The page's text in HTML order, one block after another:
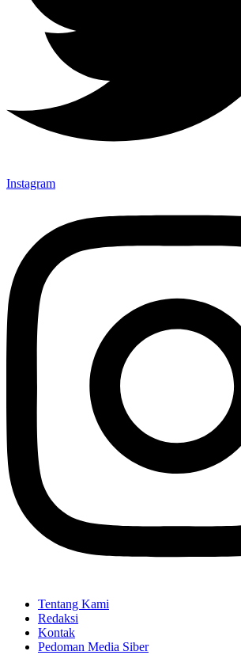
Instagram
Tentang Kami
Redaksi
Kontak
Pedoman Media Siber